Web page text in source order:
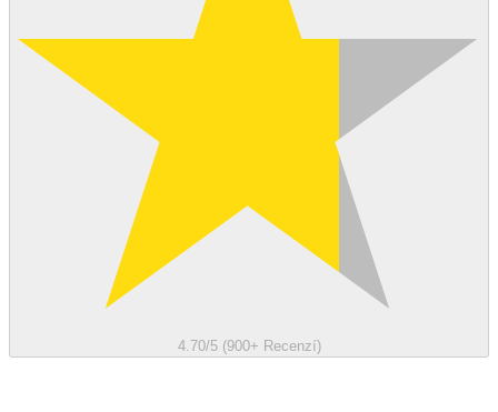
4.70/5 (900+ Recenzí)